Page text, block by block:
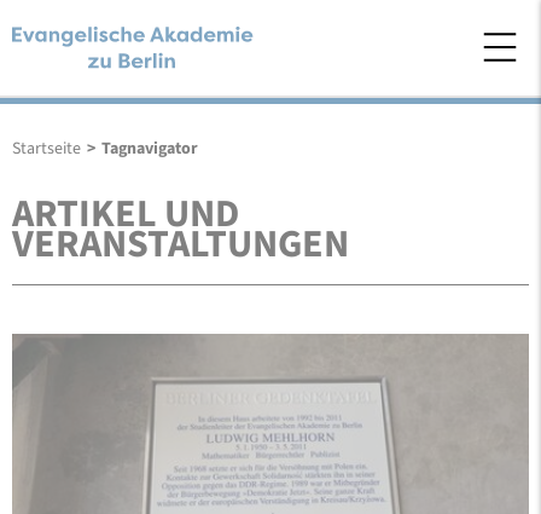
Startseite > Tagnavigator
ARTIKEL UND
VERANSTALTUNGEN